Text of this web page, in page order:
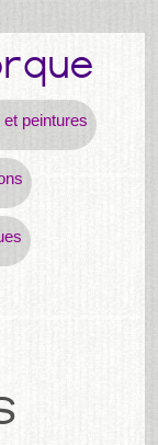
peintures